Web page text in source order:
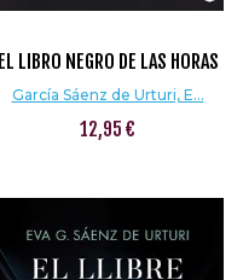
EL LIBRO NEGRO DE LAS HORAS
García Sáenz de Urturi, E...
12,95 €